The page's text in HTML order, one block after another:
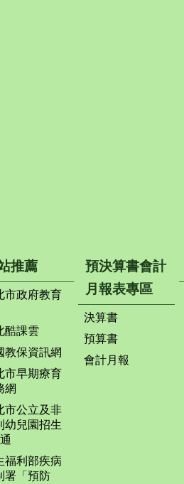
推薦
市政府教育
酷課雲
教保資訊網
市早期療育
網
市公立及非
幼兒園招生
福利部疾病
署「預防
預決算書會計
月報表專區
決算書
預算書
會計月報